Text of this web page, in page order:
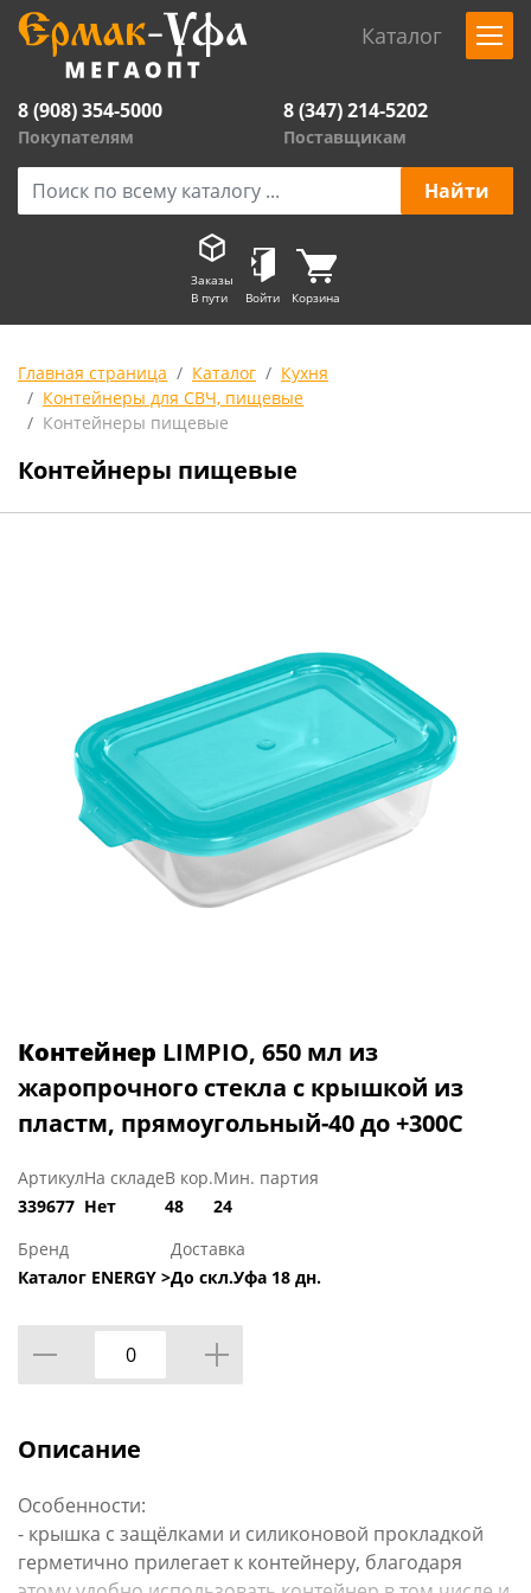
Каталог
8 (908) 354-5000
Покупателям
8 (347) 214-5202
Поставщикам
Заказы
В пути
Войти Корзина
Главная страница Каталог
Кухня
Контейнеры для СВЧ, пищевые
Контейнеры пищевые
Контейнеры пищевые
Контейнер LIMPIO, 650 мл из
жаропрочного стекла с крышкой из
пластм, прямоугольный-40 до +300С
Артикул
339677
На складе
Нет
В кор.
48
Мин. партия
24
Бренд
Каталог ENERGY >
Доставка
До скл.Уфа 18 дн.
Описание
Особенности:
- крышка с защёлками и силиконовой прокладкой
герметично прилегает к контейнеру, благодаря